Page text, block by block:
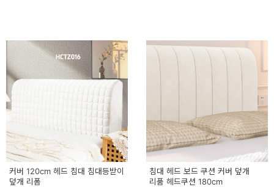
커버 120cm 헤드 침대 침대등받이
덮개 리폼
침대 헤드 보드 쿠션 커버 덮개
리품 헤드쿠션 180cm